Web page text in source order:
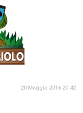
20 Maggio 2016 20:42